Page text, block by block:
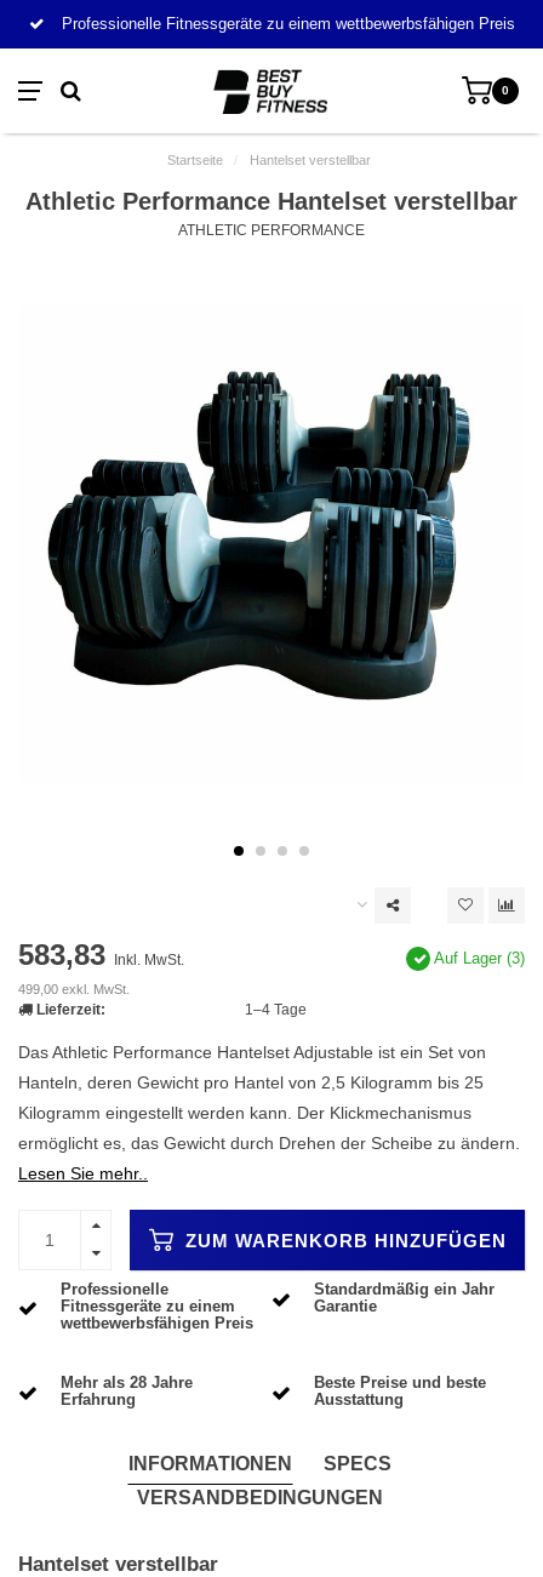
Professionelle Fitnessgeräte zu einem wettbewerbsfähigen Preis
0
Startseite / Hantelset verstellbar
Athletic Performance Hantelset verstellbar
ATHLETIC PERFORMANCE
583,83 Inkl. MwSt.
499,00 exkl. MwSt.
Auf Lager (3)
Lieferzeit: 1–4 Tage
Das Athletic Performance Hantelset Adjustable ist ein Set von
Hanteln, deren Gewicht pro Hantel von 2,5 Kilogramm bis 25
Kilogramm eingestellt werden kann. Der Klickmechanismus
ermöglicht es, das Gewicht durch Drehen der Scheibe zu ändern.
Lesen Sie mehr..
ZUM WARENKORB HINZUFÜGEN
Professionelle
Fitnessgeräte zu einem
wettbewerbsfähigen Preis
Standardmäßig ein Jahr
Garantie
Mehr als 28 Jahre
Erfahrung
Beste Preise und beste
Ausstattung
INFORMATIONEN
SPECS
VERSANDBEDINGUNGEN
Hantelset verstellbar